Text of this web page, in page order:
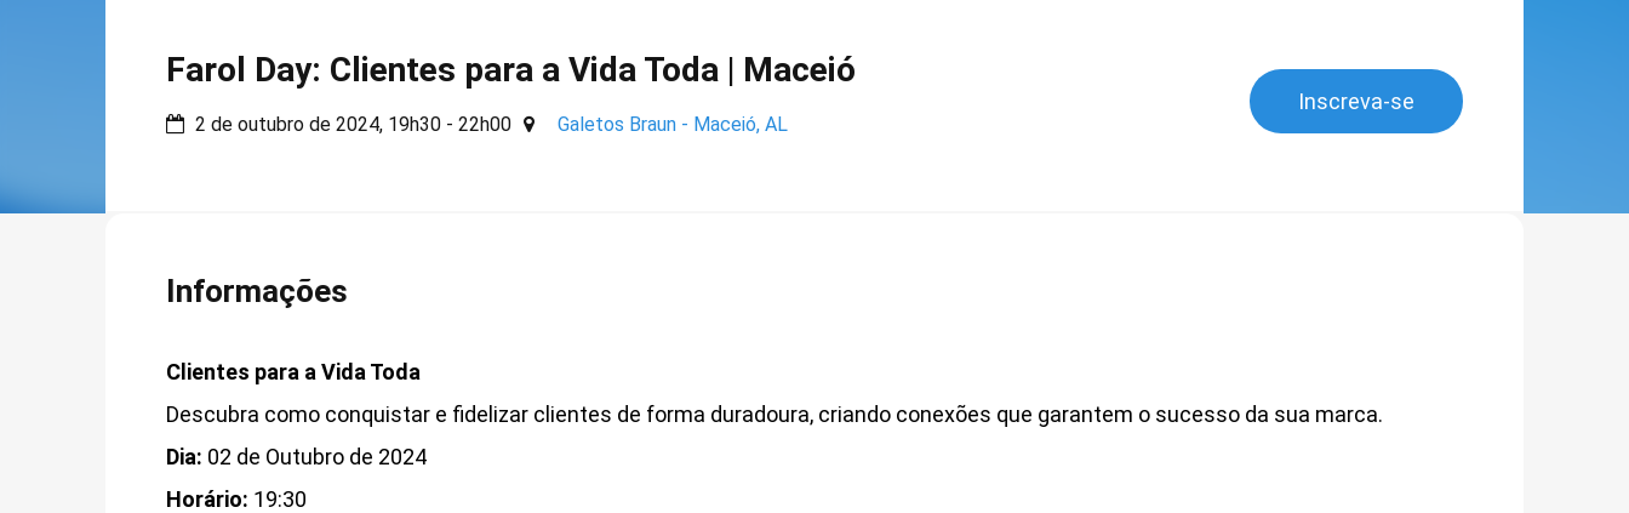
Farol Day: Clientes para a Vida Toda | Maceió
2 de outubro de 2024, 19h30 - 22h00 Galetos Braun - Maceió, AL
Inscreva-se
Informações
Clientes para a Vida Toda
Descubra como conquistar e fidelizar clientes de forma duradoura, criando conexões que garantem o sucesso da sua marca.
Dia: 02 de Outubro de 2024
Horário: 19:30